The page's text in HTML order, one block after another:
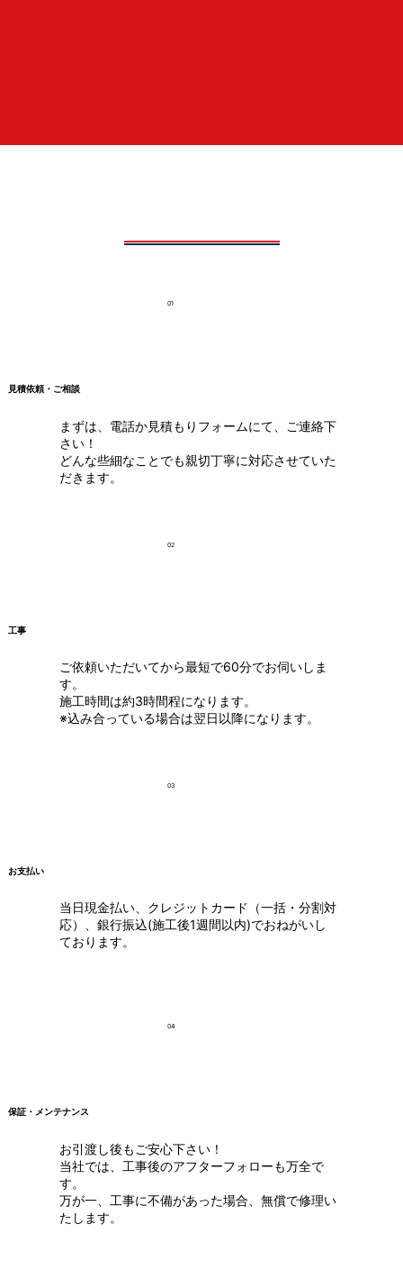
01
まずは、電話か見積もりフォームにて、ご連絡下
さい！
どんな些細なことでも親切丁寧に対応させていた
だきます。
見積依頼・ご相談
02
ご依頼いただいてから最短で60分でお伺いしま
す。
施工時間は約3時間程になります。
※込み合っている場合は翌日以降になります。
工事
03
当日現金払い、クレジットカード（一括・分割対
応）、銀行振込(施工後1週間以内)でおねがいし
ております。
お支払い
04
お引渡し後もご安心下さい！
当社では、工事後のアフターフォローも万全で
す。
万が一、工事に不備があった場合、無償で修理い
たします。
保証・メンテナンス